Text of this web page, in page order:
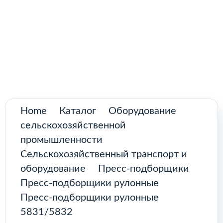
О нас
Контакты
КАТАЛОГ
Возобновляемые источники
Home Каталог
Оборудование
сельскохозяйственной
промышленности
Сельскохозяйственный транспорт и
оборудование
Пресс-подборщики
Пресс-подборщики рулонные
Пресс-подборщики рулонные
5831/5832